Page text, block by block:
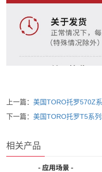
上一篇：美国TORO托罗570Z系列地
下一篇：美国TORO托罗T5系列地
相关产品